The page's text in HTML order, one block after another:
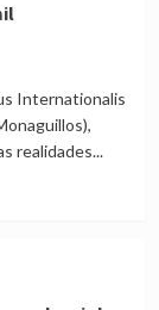
Internationalis
realidades...